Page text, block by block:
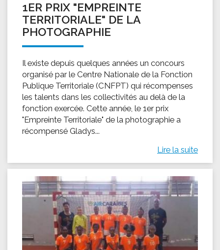
1ER PRIX "EMPREINTE
TERRITORIALE" DE LA
PHOTOGRAPHIE
Il existe depuis quelques années un concours
organisé par le Centre Nationale de la Fonction
Publique Territoriale (CNFPT) qui récompenses
les talents dans les collectivités au delà de la
fonction exercée. Cette année, le 1er prix
"Empreinte Territoriale" de la photographie a
récompensé Gladys...
Lire la suite